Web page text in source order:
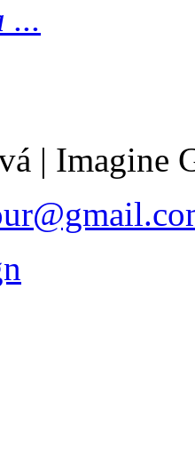
...
| Imagine